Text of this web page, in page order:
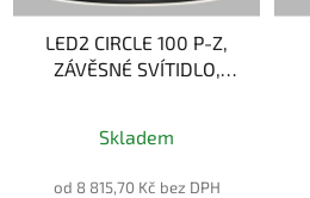
LED2 CIRCLE 100 P-Z,
ZÁVĚSNÉ SVÍTIDLO,
hodnocení
produktu
Skladem
od 8 815,70 Kč bez DPH